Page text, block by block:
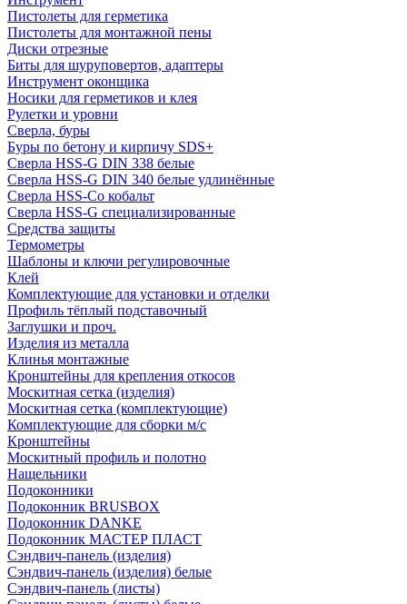
Пистолеты для герметика
Пистолеты для монтажной пены
Диски отрезные
Биты для шуруповертов, адаптеры
Инструмент оконщика
Носики для герметиков и клея
Рулетки и уровни
Сверла, буры
Буры по бетону и кирпичу SDS+
Сверла HSS-G DIN 338 белые
Сверла HSS-G DIN 340 белые удлинённые
Сверла HSS-Co кобальт
Сверла HSS-G специализированные
Средства защиты
Термометры
Шаблоны и ключи регулировочные
Клей
Комплектующие для установки и отделки
Профиль тёплый подставочный
Заглушки и проч.
Изделия из металла
Клинья монтажные
Кронштейны для крепления откосов
Москитная сетка (изделия)
Москитная сетка (комплектующие)
Комплектующие для сборки м/с
Кронштейны
Москитный профиль и полотно
Нащельники
Подоконники
Подоконник BRUSBOX
Подоконник DANKE
Подоконник МАСТЕР ПЛАСТ
Сэндвич-панель (изделия)
Сэндвич-панель (изделия) белые
Сэндвич-панель (листы)